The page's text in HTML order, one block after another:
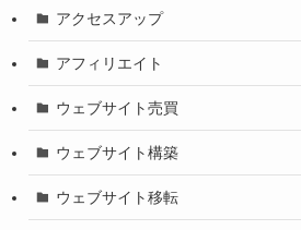
アクセスアップ
アフィリエイト
ウェブサイト売買
ウェブサイト構築
ウェブサイト移転